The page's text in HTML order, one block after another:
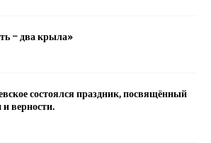
– два крыла»
состоялся праздник, посвящённый
верности.